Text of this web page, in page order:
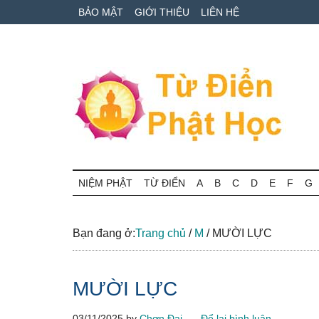
to
to
qua
BẢO MẬT GIỚI THIỆU LIÊN HỆ
Từ
điển
Phật
cứu
thuật
Phật
học
NIỆM PHẬT TỪ ĐIỂN A B C D E F G
Bạn đang ở:Trang chủ / M /MƯỜI LỰC
MƯỜI LỰC